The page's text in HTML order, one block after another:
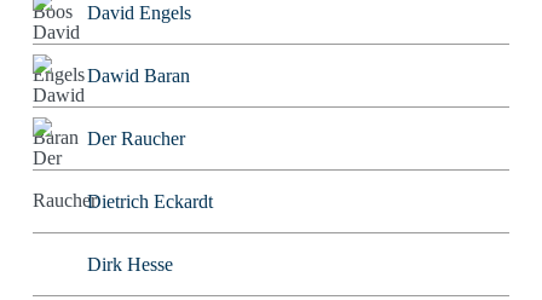
David Engels
Dawid Baran
Der Raucher
Dietrich Eckardt
Dirk Hesse